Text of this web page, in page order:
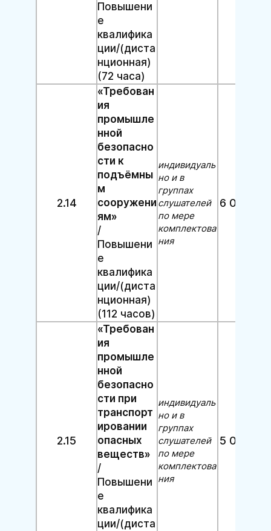
Повышени
е
квалифика
ции/(диста
нционная)
(72 часа)
2.14
«Требован
ия
промышле
нной
безопасно
сти к
подъёмны
м
сооружени
ям»
/
Повышени
е
квалифика
ции/(диста
нционная)
(112 часов)
индивидуаль
но и в
группах
слушателей
по мере
комплектова
ния
6 000
2.15
«Требован
ия
промышле
нной
безопасно
сти при
транспорт
ировании
опасных
веществ»
/
Повышени
е
квалифика
ции/(диста
индивидуаль
но и в
группах
слушателей
по мере
комплектова
ния
5 000